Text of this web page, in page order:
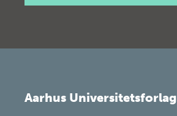
Aarhus Universitetsforlag